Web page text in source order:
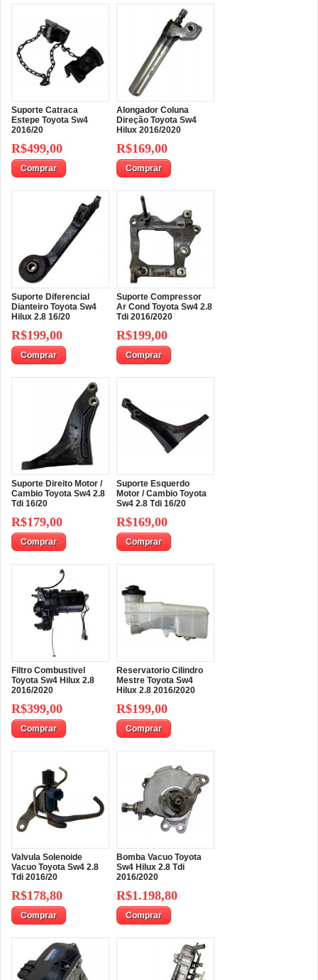
Suporte Catraca
Estepe Toyota Sw4
2016/20
R$499,00
Comprar
Alongador Coluna
Direção Toyota Sw4
Hilux 2016/2020
R$169,00
Comprar
Suporte Diferencial
Dianteiro Toyota Sw4
Hilux 2.8 16/20
R$199,00
Comprar
Suporte Compressor
Ar Cond Toyota Sw4 2.8
Tdi 2016/2020
R$199,00
Comprar
Suporte Direito Motor /
Cambio Toyota Sw4 2.8
Tdi 16/20
R$179,00
Comprar
Suporte Esquerdo
Motor / Cambio Toyota
Sw4 2.8 Tdi 16/20
R$169,00
Comprar
Filtro Combustivel
Toyota Sw4 Hilux 2.8
2016/2020
R$399,00
Comprar
Reservatorio Cilindro
Mestre Toyota Sw4
Hilux 2.8 2016/2020
R$199,00
Comprar
Valvula Solenoide
Vacuo Toyota Sw4 2.8
Tdi 2016/20
R$178,80
Comprar
Bomba Vacuo Toyota
Sw4 Hilux 2.8 Tdi
2016/2020
R$1.198,80
Comprar